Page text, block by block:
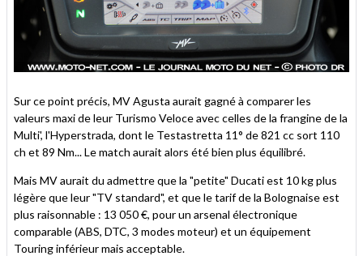
Sur ce point précis, MV Agusta aurait gagné à comparer les
valeurs maxi de leur Turismo Veloce avec celles de la frangine de la
Multi', l'Hyperstrada, dont le Testastretta 11° de 821 cc sort 110
ch et 89 Nm... Le match aurait alors été bien plus équilibré.
Mais MV aurait du admettre que la "petite" Ducati est 10 kg plus
légère que leur "TV standard", et que le tarif de la Bolognaise est
plus raisonnable : 13 050 €, pour un arsenal électronique
comparable (ABS, DTC, 3 modes moteur) et un équipement
Touring inférieur mais acceptable.